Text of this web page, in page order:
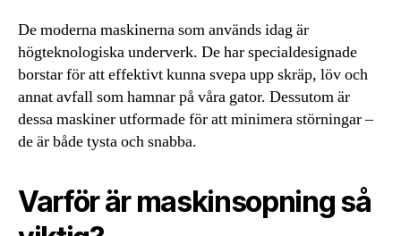
De moderna maskinerna som används idag är
högteknologiska underverk. De har specialdesignade
borstar för att effektivt kunna svepa upp skräp, löv och
annat avfall som hamnar på våra gator. Dessutom är
dessa maskiner utformade för att minimera störningar –
de är både tysta och snabba.
Varför är maskinsopning så